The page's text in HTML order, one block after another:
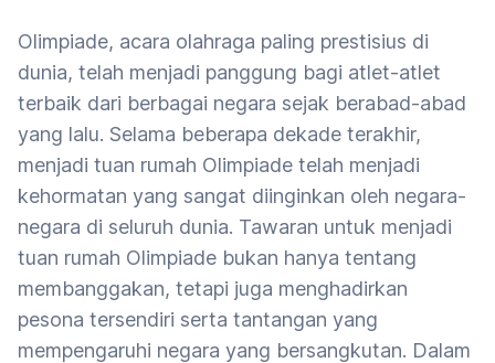
Olimpiade, acara olahraga paling prestisius di
dunia, telah menjadi panggung bagi atlet-atlet
terbaik dari berbagai negara sejak berabad-abad
yang lalu. Selama beberapa dekade terakhir,
menjadi tuan rumah Olimpiade telah menjadi
kehormatan yang sangat diinginkan oleh negara-
negara di seluruh dunia. Tawaran untuk menjadi
tuan rumah Olimpiade bukan hanya tentang
membanggakan, tetapi juga menghadirkan
pesona tersendiri serta tantangan yang
mempengaruhi negara yang bersangkutan. Dalam